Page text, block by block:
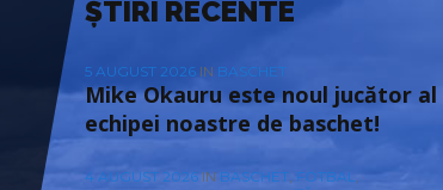
ȘTIRI RECENTE
5 AUGUST 2026 IN BASCHET
Mike Okauru este noul jucător al
echipei noastre de baschet!
4 AUGUST 2026 IN BASCHET, FOTBAL,